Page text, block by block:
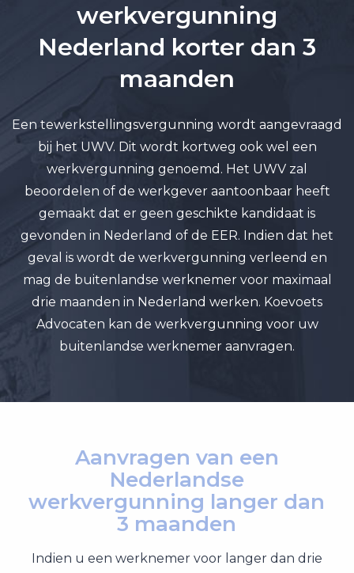
werkvergunning
Nederland korter dan 3
maanden
Een tewerkstellingsvergunning wordt aangevraagd
bij het UWV. Dit wordt kortweg ook wel een
werkvergunning genoemd. Het UWV zal
beoordelen of de werkgever aantoonbaar heeft
gemaakt dat er geen geschikte kandidaat is
gevonden in Nederland of de EER. Indien dat het
geval is wordt de werkvergunning verleend en
mag de buitenlandse werknemer voor maximaal
drie maanden in Nederland werken. Koevoets
Advocaten kan de werkvergunning voor uw
buitenlandse werknemer aanvragen.
Aanvragen van een
Nederlandse
werkvergunning langer dan
3 maanden
Indien u een werknemer voor langer dan drie